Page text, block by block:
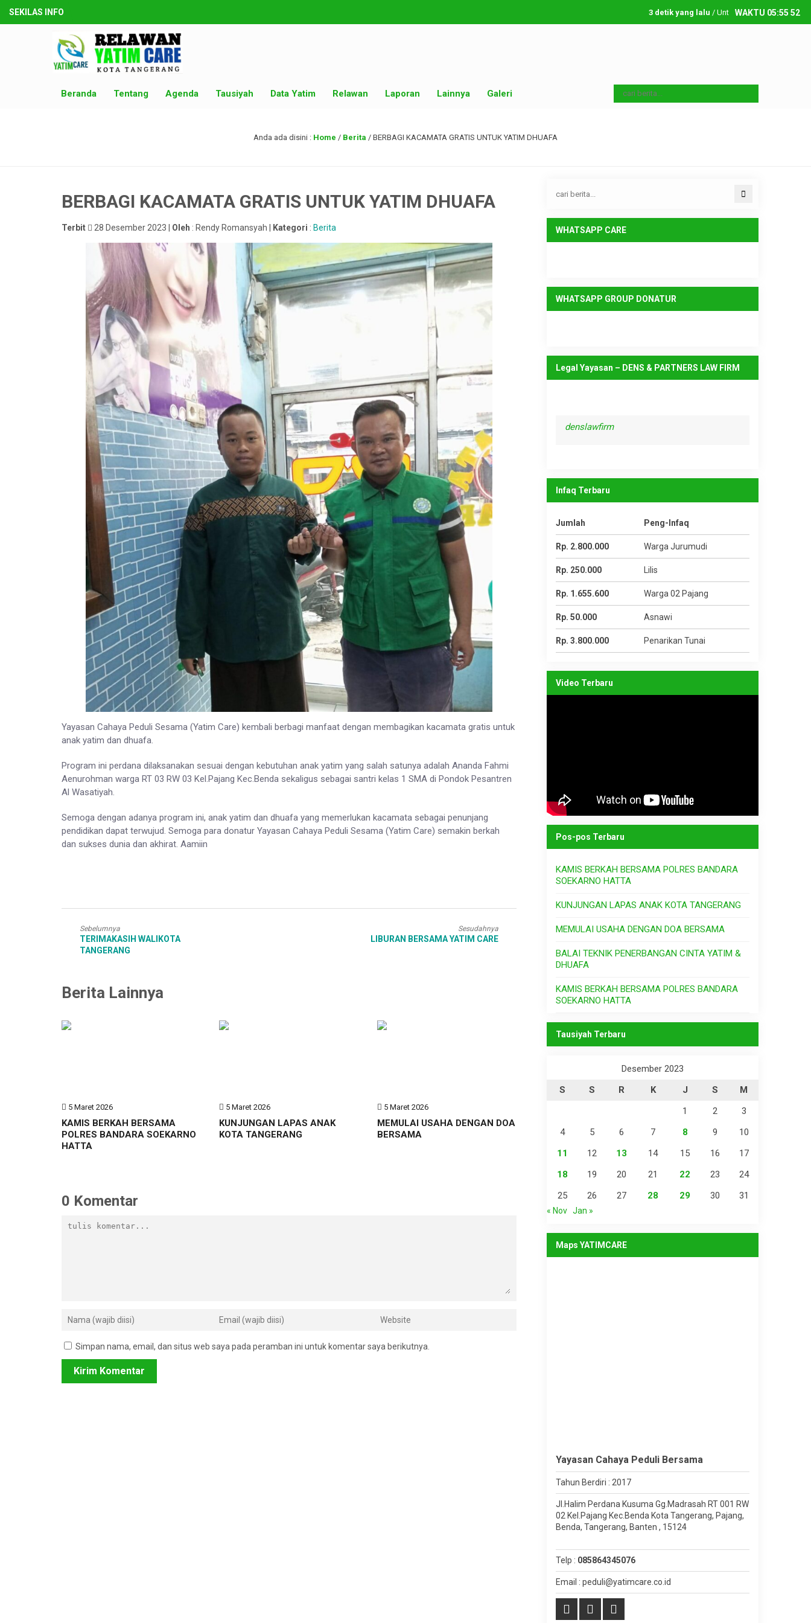
SEKILAS INFO 3 detik yang lalu/ Untuk menambahkan running
WAKTU 05:55 53
Beranda Tentang Agenda Tausiyah Data Yatim Relawan Laporan Lainnya Galeri
Anda ada disini : Home / Berita / BERBAGI KACAMATA GRATIS UNTUK YATIM DHUAFA
BERBAGI KACAMATA GRATIS UNTUK YATIM DHUAFA
Terbit 28 Desember 2023 | Oleh : Rendy Romansyah | Kategori : Berita
Yayasan Cahaya Peduli Sesama (Yatim Care) kembali berbagi manfaat dengan membagikan kacamata gratis untuk
anak yatim dan dhuafa.
Program ini perdana dilaksanakan sesuai dengan kebutuhan anak yatim yang salah satunya adalah Ananda Fahmi
Aenurohman warga RT 03 RW 03 Kel.Pajang Kec.Benda sekaligus sebagai santri kelas 1 SMA di Pondok Pesantren
Al Wasatiyah.
Semoga dengan adanya program ini, anak yatim dan dhuafa yang memerlukan kacamata sebagai penunjang
pendidikan dapat terwujud. Semoga para donatur Yayasan Cahaya Peduli Sesama (Yatim Care) semakin berkah
dan sukses dunia dan akhirat. Aamiin
Sebelumnya
TERIMAKASIH WALIKOTA
TANGERANG
Sesudahnya
LIBURAN BERSAMA YATIM CARE
Berita Lainnya
5 Maret 2026
KAMIS BERKAH BERSAMA
POLRES BANDARA SOEKARNO
HATTA
5 Maret 2026
KUNJUNGAN LAPAS ANAK
KOTA TANGERANG
5 Maret 2026
MEMULAI USAHA DENGAN DOA
BERSAMA
0 Komentar
Simpan nama, email, dan situs web saya pada peramban ini untuk komentar saya berikutnya.
WHATSAPP CARE
WHATSAPP GROUP DONATUR
Legal Yayasan – DENS & PARTNERS LAW FIRM
denslawfirm
Infaq Terbaru
Jumlah Peng-Infaq
Rp. 2.800.000 Warga Jurumudi
Rp. 250.000 Lilis
Rp. 1.655.600 Warga 02 Pajang
Rp. 50.000 Asnawi
Rp. 3.800.000 Penarikan Tunai
Video Terbaru
Pos-pos Terbaru
KAMIS BERKAH BERSAMA POLRES BANDARA
SOEKARNO HATTA
KUNJUNGAN LAPAS ANAK KOTA TANGERANG
MEMULAI USAHA DENGAN DOA BERSAMA
BALAI TEKNIK PENERBANGAN CINTA YATIM &
DHUAFA
KAMIS BERKAH BERSAMA POLRES BANDARA
SOEKARNO HATTA
Tausiyah Terbaru
Desember 2023
S
S R K J S
M
1
2
3
4
5 6 7 8 9
10
11
12 13 14 15 16
17
18
19 20 21 22 23
24
25
26 27 28 29 30 31
« Nov Jan »
Maps YATIMCARE
Yayasan Cahaya Peduli Bersama
Tahun Berdiri : 2017
Jl.Halim Perdana Kusuma Gg.Madrasah RT 001 RW
02 Kel.Pajang Kec.Benda Kota Tangerang, Pajang,
Benda, Tangerang, Banten , 15124
Telp : 085864345076
Email : peduli@yatimcare.co.id